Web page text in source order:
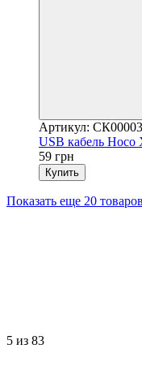
Артикул:
USB кабель
59 грн
Купить
Показать еще 20 товаров
5 из 83